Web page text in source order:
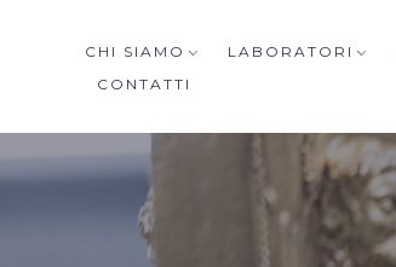
CHI SIAMO LABORATORI
CONTATTI